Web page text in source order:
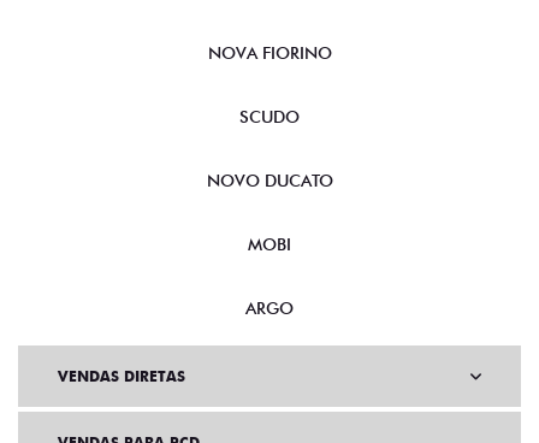
NOVA FIORINO
SCUDO
NOVO DUCATO
MOBI
ARGO
VENDAS DIRETAS